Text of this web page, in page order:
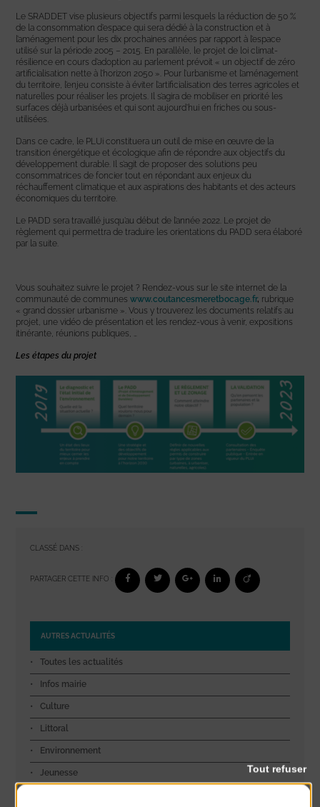
Le SRADDET vise plusieurs objectifs parmi lesquels la réduction de 50 %
de la consommation d’espace qui sera dédié à la construction et à
l’aménagement pour les dix prochaines années par rapport à l’espace
utilisé sur la période 2005 – 2015. En parallèle, le projet de loi climat-
résilience en cours d’adoption au parlement prévoit « un objectif de zéro
artificialisation nette à l’horizon 2050 ». Pour l’urbanisme et l’aménagement
du territoire, l’enjeu consiste à éviter l’artificialisation des terres agricoles et
naturelles pour réaliser les projets. Il s’agira de mobiliser en priorité les
surfaces déjà urbanisées et qui sont aujourd’hui en friches ou sous-
utilisées.
Dans ce cadre, le PLUi constituera un outil de mise en œuvre de la
transition énergétique et écologique afin de répondre aux objectifs du
développement durable. Il s’agit de proposer des solutions peu
consommatrices de foncier tout en répondant aux enjeux du
réchauffement climatique et aux aspirations des habitants et des acteurs
économiques du territoire.
Le PADD sera travaillé jusqu’au début de l’année 2022. Le projet de
règlement qui permettra de traduire les orientations du PADD sera élaboré
par la suite.
Vous souhaitez suivre le projet ? Rendez-vous sur le site internet de la
communauté de communeswww.coutancesmeretbocage.fr, rubrique
« grand dossier urbanisme ». Vous y trouverez les documents relatifs au
projet, une vidéo de présentation et les rendez-vous à venir, expositions
itinérante, réunions publiques, …
Les étapes du projet
CLASSÉ DANS :
PARTAGER CETTE INFO :
AUTRES ACTUALITÉS
Toutes les actualités
Infos mairie
Culture
Littoral
Environnement
Jeunesse Tout refuser